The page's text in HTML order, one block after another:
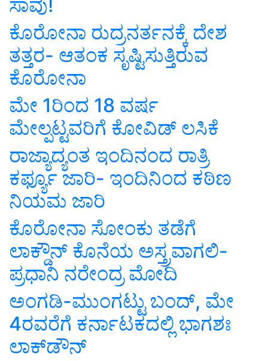
ಸಾವು!
ಕೊರೋನಾ ರುದ್ರನರ್ತನಕ್ಕೆ ದೇಶ
ತತ್ತರ- ಆತಂಕ ಸೃಷ್ಟಿಸುತ್ತಿರುವ
ಕೊರೋನಾ
ಮೇ 1ರಿಂದ 18 ವರ್ಷ
ಮೇಲ್ಪಟ್ಟವರಿಗೆ ಕೋವಿಡ್ ಲಸಿಕೆ
ರಾಜ್ಯಾದ್ಯಂತ ಇಂದಿನಂದ ರಾತ್ರಿ
ಕರ್ಫ್ಯೂ ಜಾರಿ- ಇಂದಿನಿಂದ ಕಠಿಣ
ನಿಯಮ ಜಾರಿ
ಕೊರೋನಾ ಸೋಂಕು ತಡೆಗೆ
ಲಾಕ್ಡೌನ್ ಕೊನೆಯ ಅಸ್ತ್ರವಾಗಲಿ-
ಪ್ರಧಾನಿ ನರೇಂದ್ರ ಮೋದಿ
ಅಂಗಡಿ-ಮುಂಗಟ್ಟು ಬಂದ್, ಮೇ
4ರವರೆಗೆ ಕರ್ನಾಟಕದಲ್ಲಿ ಭಾಗಶಃ
ಲಾಕ್‌ಡೌನ್‌